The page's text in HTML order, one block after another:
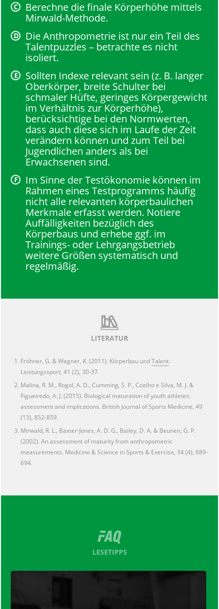
Berechne die finale Körperhöhe mittels
Mirwald-Methode.
Die Anthropometrie ist nur ein Teil des
Talentpuzzles – betrachte es nicht
isoliert.
Sollten Indexe relevant sein (z. B. langer
Oberkörper, breite Schulter bei
schmaler Hüfte, geringes Körpergewicht
im Verhältnis zur Körperhöhe),
berücksichtige bei den Normwerten,
dass auch diese sich im Laufe der Zeit
verändern können und zum Teil bei
Jugendlichen anders als bei
Erwachsenen sind.
Im Sinne der Testökonomie können im
Rahmen eines Testprogramms häufig
nicht alle relevanten körperbaulichen
Merkmale erfasst werden. Notiere
Auffälligkeiten bezüglich des
Körperbaus und erhebe ggf. im
Trainings- oder Lehrgangsbetrieb
weitere Größen systematisch und
regelmäßig.
LITERATUR
Fröhner, G. & Wagner, K. (2011). Körperbau undTalent.
Leistungssport, 41 (2), 30-37.
Malina, R. M., Rogol, A. D., Cumming, S. P., Coelho e Silva, M. J. &
Figueiredo, A. J. (2015). Biological maturation of youth athletes:
assessment and implications. British Journal of Sports Medicine, 49
(13), 852-859.
Mirwald, R. L., Baxter-Jones, A. D. G., Bailey, D. A. & Beunen, G. P.
(2002). An assessment of maturity from anthropometric
measurements. Medicine & Science in Sports & Exercise, 34 (4), 689-
694.
LESETIPPS